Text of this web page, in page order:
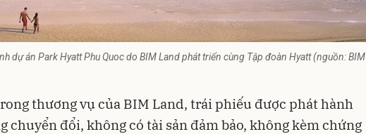
dự án Park Hyatt Phu Quoc do BIM Land phát triển cùng Tập đoàn Hyatt (nguồn: BIM
thương vụ của BIM Land, trái phiếu được phát hành
chuyển đổi, không có tài sản đảm bảo, không kèm chứng